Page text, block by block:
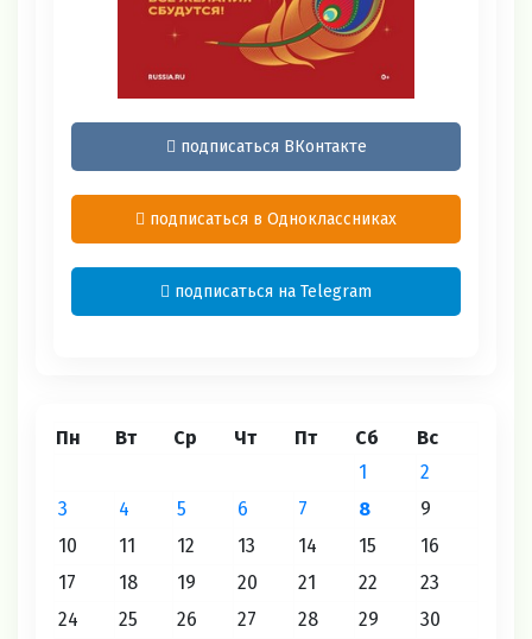
подписаться ВКонтакте
подписаться в Одноклассниках
подписаться на Telegram
Пн Вт Ср Чт Пт Сб
Вс
1
2
3
4 5 6 7 8
9
10
11 12 13 14 15
16
17
18 19 20 21 22
23
24
25 26 27 28 29 30